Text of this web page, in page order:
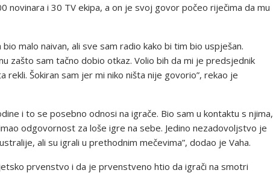
novinara i 30 TV ekipa, a on je svoj govor počeo riječima da mu
malo naivan, ali sve sam radio kako bi tim bio uspješan.
zašto sam tačno dobio otkaz. Volio bih da mi je predsjednik
Šokiran sam jer mi niko ništa nije govorio”, rekao je
i to se posebno odnosi na igrače. Bio sam u kontaktu s njima,
odgovornost za loše igre na sebe. Jedino nezadovoljstvo je
ali su igrali u prethodnim mečevima”, dodao je Vaha.
prvenstvo i da je prvenstveno htio da igrači na smotri